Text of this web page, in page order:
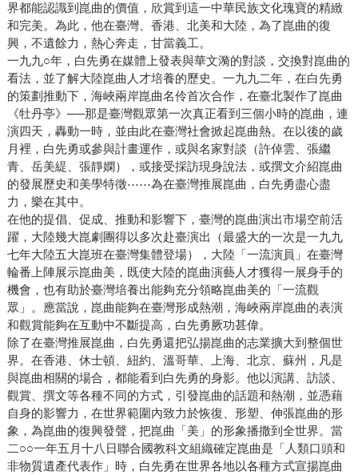
界都能認識到崑曲的價值，欣賞到這一中華民族文化瑰寶的精緻
和完美。為此，他在臺灣、香港、北美和大陸，為了崑曲的復
興，不遺餘力，熱心奔走，甘當義工。
一九九○年，白先勇在媒體上發表與華文漪的對談，交換對崑曲的
看法，並了解大陸崑曲人才培養的歷史。一九九二年，在白先勇
的策劃推動下，海峽兩岸崑曲名伶首次合作，在臺北製作了崑曲
《牡丹亭》──那是臺灣觀眾第一次真正看到三個小時的崑曲，連
演四天，轟動一時，並由此在臺灣社會掀起崑曲熱。在以後的歲
月裡，白先勇或參與計畫運作，或與名家對談（許倬雲、張繼
青、岳美緹、張靜嫻），或接受採訪現身說法，或撰文介紹崑曲
的發展歷史和美學特徵⋯⋯為在臺灣推展崑曲，白先勇盡心盡
力，樂在其中。
在他的提倡、促成、推動和影響下，臺灣的崑曲演出市場空前活
躍，大陸幾大崑劇團得以多次赴臺演出（最盛大的一次是一九九
七年大陸五大崑班在臺灣集體登場），大陸「一流演員」在臺灣
輪番上陣展示崑曲美，既使大陸的崑曲演藝人才獲得一展身手的
機會，也有助於臺灣培養出能夠充分領略崑曲美的「一流觀
眾」。應當說，崑曲能夠在臺灣形成熱潮，海峽兩岸崑曲的表演
和觀賞能夠在互動中不斷提高，白先勇厥功甚偉。
除了在臺灣推展崑曲，白先勇還把弘揚崑曲的志業擴大到整個世
界。在香港、休士頓、紐約、溫哥華、上海、北京、蘇州，凡是
與崑曲相關的場合，都能看到白先勇的身影。他以演講、訪談、
觀賞、撰文等各種不同的方式，引發崑曲的話題和熱潮，並憑藉
自身的影響力，在世界範圍內致力於恢復、形塑、伸張崑曲的形
象，為崑曲的復興發聲，把崑曲「美」的形象播撒到全世界。當
二○○一年五月十八日聯合國教科文組織確定崑曲是「人類口頭和
非物質遺產代表作」時，白先勇在世界各地以各種方式宣揚崑曲